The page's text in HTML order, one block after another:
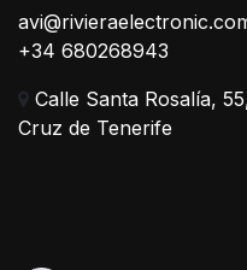
+34 680268943
Calle Santa Rosalía,
Cruz de Tenerife